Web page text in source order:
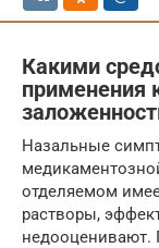
Какими
применения
Назальные
отделяемом
растворы,
недооценивают.